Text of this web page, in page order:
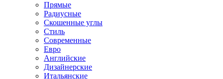
Прямые
Радиусные
Скошенные углы
Стиль
Современные
Евро
Английские
Дизайнерские
Итальянские